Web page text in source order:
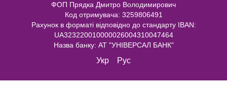
ФОП Прядка Дмитро Володимирович
Код отримувача: 3259806491
Рахунок в форматі відповідно до стандарту IBAN:
UA323220010000026004310047464
Назва банку: АТ "УНІВЕРСАЛ БАНК"
Укр Рус